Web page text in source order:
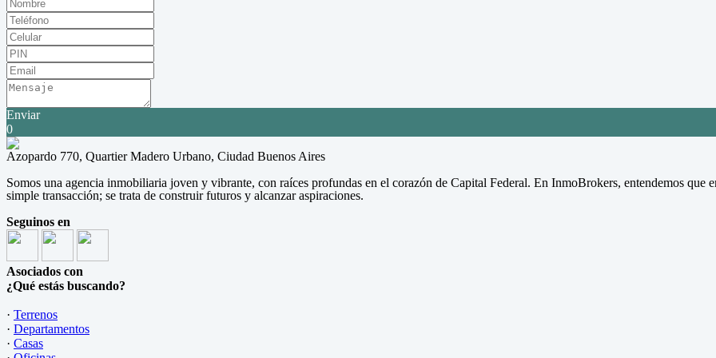
Enviar
0
Azopardo 770, Quartier Madero Urbano, Ciudad Buenos Aires
Somos una agencia inmobiliaria joven y vibrante, con raíces profundas en el corazón de Capital Federal. En InmoBrokers, entendemos que
simple transacción; se trata de construir futuros y alcanzar aspiraciones.
Seguinos en
Asociados con
¿Qué estás buscando?
· Terrenos
· Departamentos
· Casas